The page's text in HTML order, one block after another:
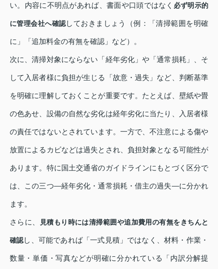
い。内容に不明点があれば、書面や口頭ではなく 必ず明示的
に管理会社へ確認しておきましょう（例：「清掃範囲を明確
に」「追加料金の有無を確認」など）。
次に、清掃対象にならない「経年劣化」や「通常損耗」、そ
して入居者様に負担が生じる「故意・過失」など、判断基準
を明確に理解しておくことが重要です。たとえば、壁紙や畳
の色あせ、設備の自然な劣化は経年劣化に当たり、入居者様
の責任ではないとされています。一方で、不注意による傷や
放置によるカビなどは過失とされ、負担対象となる可能性が
あります。特に国土交通省のガイドラインにもとづく区分で
は、この三つ—経年劣化・通常損耗・借主の過失—に分かれ
ます。
さらに、 見積もり時には清掃範囲や追加費用の有無をきちんと
確認し、可能であれば「一式見積」ではなく、材料・作業・
数量・単価・写真などが明確に分かれている「内訳分解提